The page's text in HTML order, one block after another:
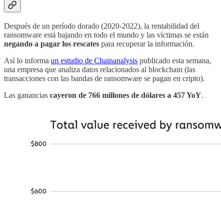
Después de un período dorado (2020-2022), la rentabilidad del
ransomware está bajando en todo el mundo y las víctimas se están
negando a pagar los rescates para recuperar la información.
Así lo informa un estudio de Chainanalysis publicado esta semana,
una empresa que analiza datos relacionados al blockchain (las
transacciones con las bandas de ransomware se pagan en cripto).
Las ganancias cayeron de 766 millones de dólares a 457 YoY.